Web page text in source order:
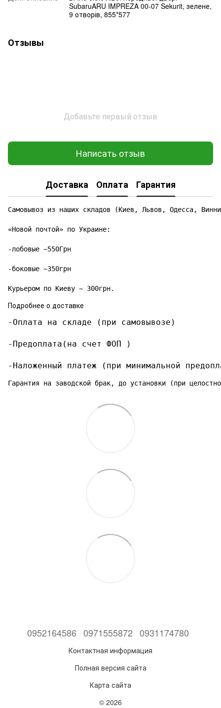
SubaruARU IMPREZA 00-07 Sekurit, зелене,
9 отворів, 855*577
Отзывы
Добавьте первый отзыв
Написать отзыв
Доставка Оплата Гарантия
Самовывоз из наших складов (Киев, Львов, Одесса,
«Новой почтой» по Украине:
-лобовые ~550Грн
-боковые ~350грн
Курьером по Киеву ~ 300грн.
Подробнее о доставке
-Оплата на складе (при самовывозе)
-Предоплата(на счет ФОП )
-Наложенный платеж (при минимальной
Гарантия на заводской брак, до установки (при
0952164586 0971555872 0931174780
Контактная информация
Полная версия сайта
Карта сайта
© 2026